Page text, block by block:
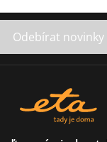
Odebírat novinky